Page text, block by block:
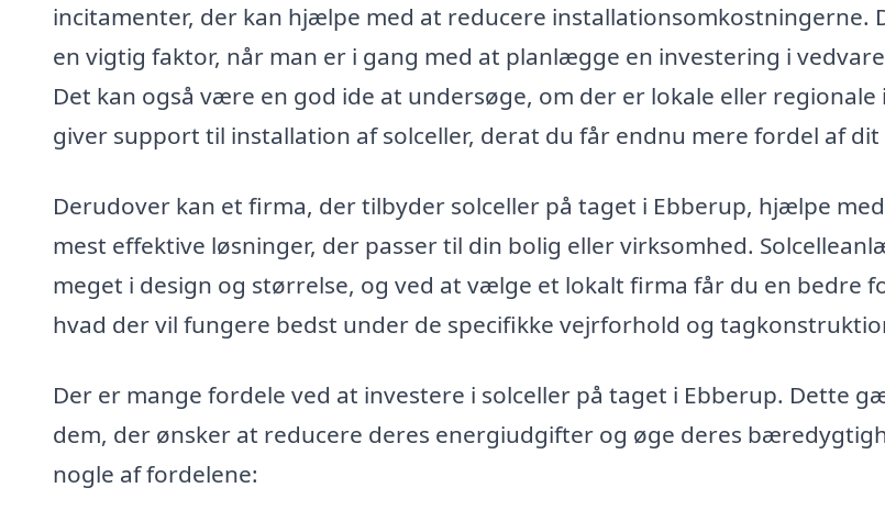
incitamenter, der kan hjælpe med at reducere installationsomkostningerne.
en vigtig faktor, når man er i gang med at planlægge en investering i
Det kan også være en god ide at undersøge, om der er lokale eller
giver support til installation af solceller, derat du får endnu mere fordel af dit
Derudover kan et firma, der tilbyder solceller på taget i Ebberup, hjælpe
mest effektive løsninger, der passer til din bolig eller virksomhed.
meget i design og størrelse, og ved at vælge et lokalt firma får du en bedre
hvad der vil fungere bedst under de specifikke vejrforhold og
Der er mange fordele ved at investere i solceller på taget i Ebberup. Dette
dem, der ønsker at reducere deres energiudgifter og øge deres
nogle af fordelene: